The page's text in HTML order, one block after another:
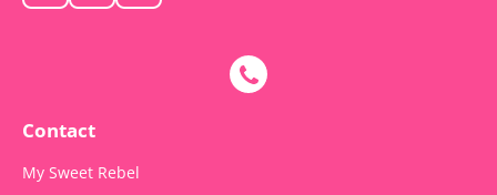
a
k
n
r
a
m
h
Contact
My Sweet Rebel